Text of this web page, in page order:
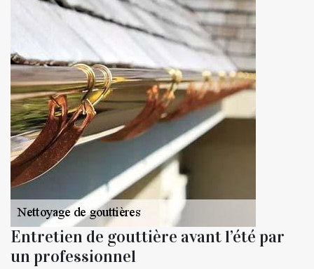
Entretien de gouttière avant l’été par
un professionnel